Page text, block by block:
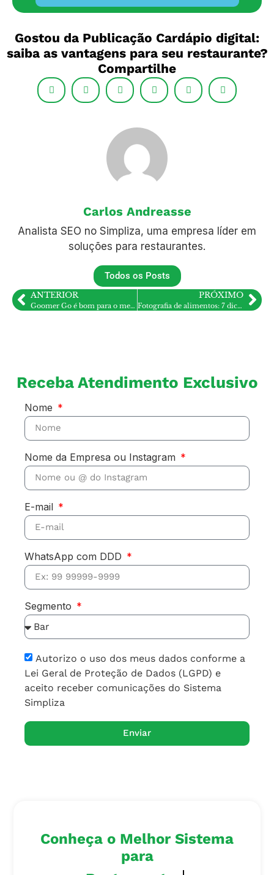
Gostou da Publicação Cardápio digital:
saiba as vantagens para seu restaurante?
Compartilhe
Carlos Andreasse
Analista SEO no Simpliza, uma empresa líder em
soluções para restaurantes.
Todos os Posts
ANTERIOR
Goomer Go é bom para o meu restaurante? Sistema de vendas
PRÓXIMO
Fotografia de alimentos: 7 dicas para fazer as melhores fotos para delivery e marketing
Receba Atendimento Exclusivo
Nome
Nome da Empresa ou Instagram
E-mail
WhatsApp com DDD
Segmento
Autorizo o uso dos meus dados conforme a
Lei Geral de Proteção de Dados (LGPD) e
aceito receber comunicações do Sistema
Simpliza
Enviar
Conheça o Melhor Sistema
para